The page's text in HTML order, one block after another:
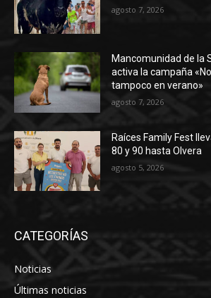
agosto 7, 2026
Mancomunidad de la
activa la campaña
tampoco en verano»
agosto 7, 2026
Raíces Family Fest
80 y 90 hasta Olvera
agosto 5, 2026
CATEGORÍAS
Noticias
Últimas noticias